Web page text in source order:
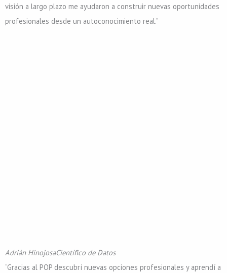
visión a largo plazo me ayudaron a construir nuevas oportunidades
profesionales desde un autoconocimiento real.”
Adrián HinojosaCientífico de Datos
“Gracias al POP descubrí nuevas opciones profesionales y aprendí a